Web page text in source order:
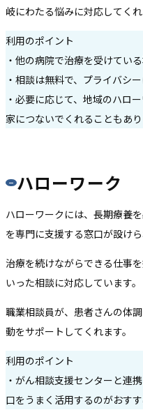
岐にわたる悩みに対応してくれ
利用のポイント
・他の病院で治療を受けてい
・相談は無料で、プライバシー
・必要に応じて、地域のハロ
家につないでくれることもあり
ハローワーク
ハローワークには、長期療養
を専門に支援する窓口が設け
治療を続けながらできる仕事
いった相談に対応しています。
職業相談員が、患者さんの体
動をサポートしてくれます。
利用のポイント
・がん相談支援センターと連
口をうまく活用するのがおすす